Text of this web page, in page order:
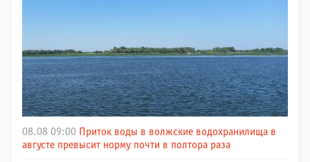
08.08 09:00 Приток воды в волжские водохранилища в
августе превысит норму почти в полтора раза